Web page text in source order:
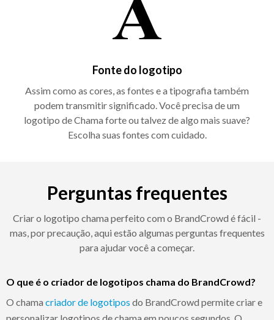
Fonte do logotipo
Assim como as cores, as fontes e a tipografia também
podem transmitir significado. Você precisa de um
logotipo de Chama forte ou talvez de algo mais suave?
Escolha suas fontes com cuidado.
Perguntas frequentes
Criar o logotipo chama perfeito com o BrandCrowd é fácil -
mas, por precaução, aqui estão algumas perguntas frequentes
para ajudar você a começar.
O que é o criador de logotipos chama do BrandCrowd?
O chama criador de logotipos do BrandCrowd permite criar e
personalizar logotipos de chama em poucos segundos. O